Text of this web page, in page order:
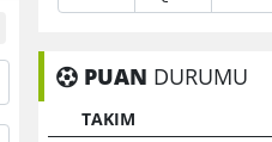
PUAN DURUMU
TAKIM